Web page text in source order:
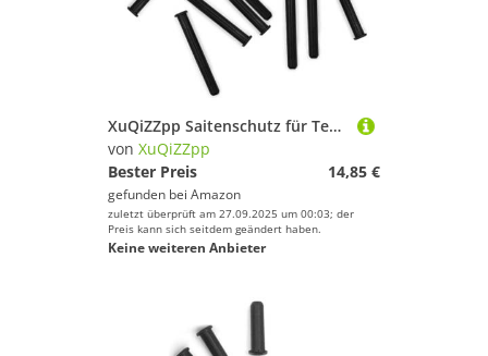
XuQiZZpp Saitenschutz für Tennisschläger
von XuQiZZpp
Bester Preis
14,85 €
gefunden bei Amazon
zuletzt überprüft am 27.09.2025 um 00:03; der
Preis kann sich seitdem geändert haben.
Keine weiteren Anbieter